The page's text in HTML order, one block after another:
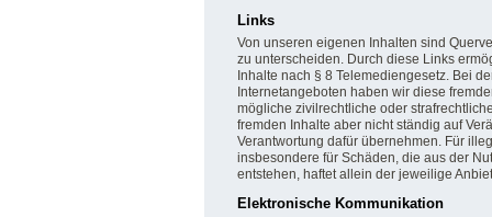
Links
Von unseren eigenen Inhalten sind
zu unterscheiden. Durch diese Links
Inhalte nach § 8 Telemediengesetz. Bei
Internetangeboten haben wir diese
mögliche zivilrechtliche oder
fremden Inhalte aber nicht ständig auf
Verantwortung dafür übernehmen. Für
insbesondere für Schäden, die aus der
entstehen, haftet allein der jeweilige
Elektronische Kommunikation